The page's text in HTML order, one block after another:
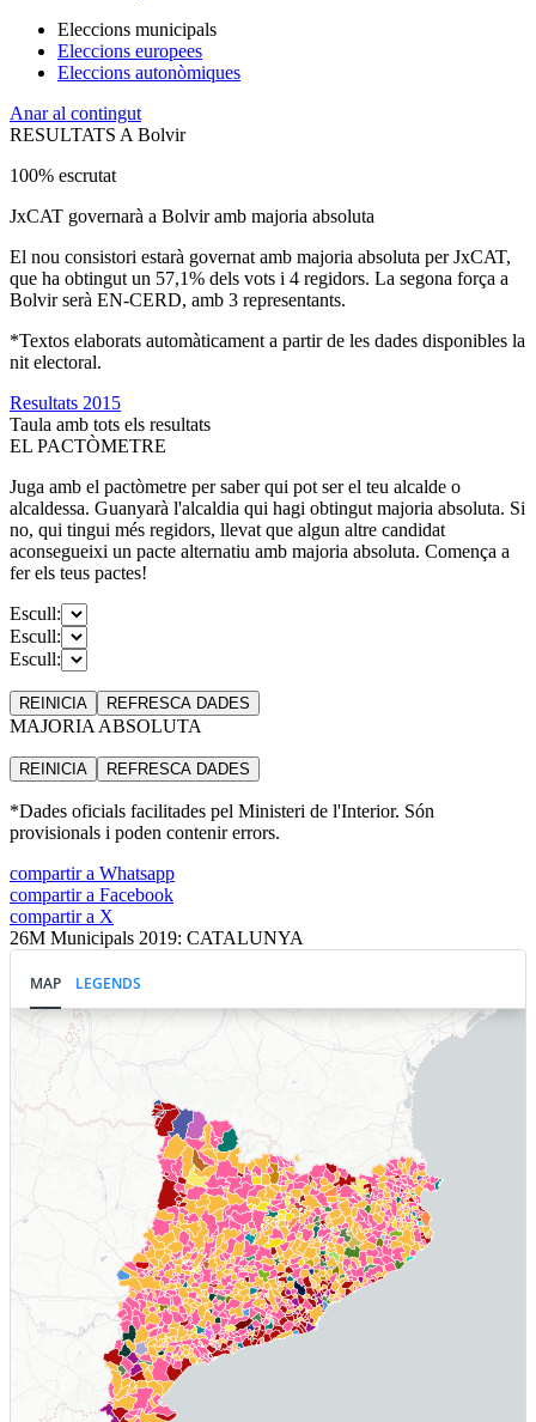
Eleccions municipals
Eleccions europees
Eleccions autonòmiques
Anar al contingut
RESULTATS A Bolvir
100% escrutat
JxCAT governarà a Bolvir amb majoria absoluta
El nou consistori estarà governat amb majoria absoluta per JxCAT,
que ha obtingut un 57,1% dels vots i 4 regidors. La segona força a
Bolvir serà EN-CERD, amb 3 representants.
*Textos elaborats automàticament a partir de les dades disponibles la
nit electoral.
Resultats 2015
Taula amb tots els resultats
EL PACTÒMETRE
Juga amb el pactòmetre per saber qui pot ser el teu alcalde o
alcaldessa. Guanyarà l'alcaldia qui hagi obtingut majoria absoluta. Si
no, qui tingui més regidors, llevat que algun altre candidat
aconsegueixi un pacte alternatiu amb majoria absoluta. Comença a
fer els teus pactes!
Escull:
Escull:
Escull:
REINICIA REFRESCA DADES
MAJORIA ABSOLUTA
REINICIA REFRESCA DADES
*Dades oficials facilitades pel Ministeri de l'Interior. Són
provisionals i poden contenir errors.
compartir a Whatsapp
compartir a Facebook
compartir a X
26M Municipals 2019: CATALUNYA